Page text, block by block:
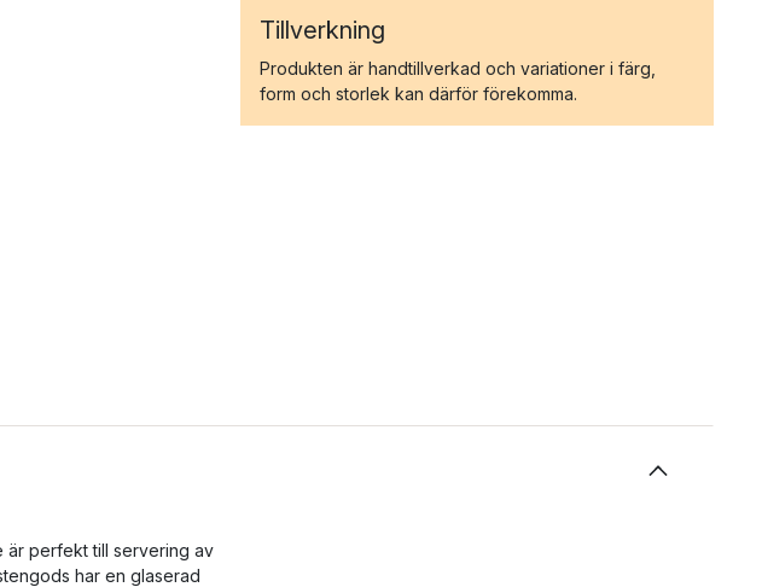
Tillverkning
Produkten är handtillverkad och variationer i färg,
form och storlek kan därför förekomma.
är perfekt till servering av
har en glaserad